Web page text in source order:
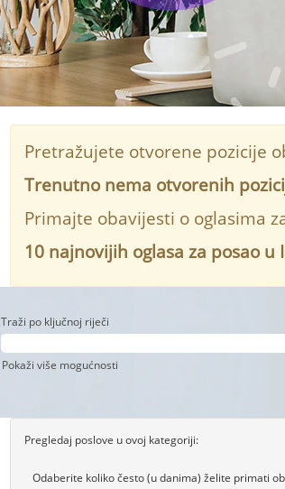
Pretražujete otvorene pozicije
Trenutno nema otvorenih
Primajte obavijesti o oglasima
10 najnovijih oglasa za posao
Traži po ključnoj riječi
Pokaži više mogućnosti
Pregledaj poslove u ovoj kategoriji:
Odaberite koliko često (u danima) želite primati